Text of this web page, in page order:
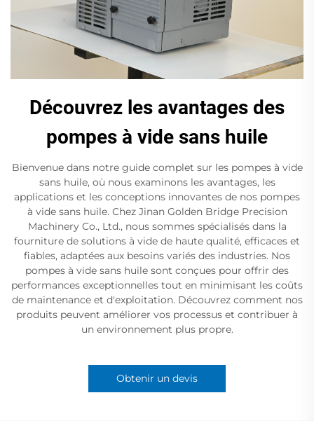
Découvrez les avantages des
pompes à vide sans huile
Bienvenue dans notre guide complet sur les pompes à vide
sans huile, où nous examinons les avantages, les
applications et les conceptions innovantes de nos pompes
à vide sans huile. Chez Jinan Golden Bridge Precision
Machinery Co., Ltd., nous sommes spécialisés dans la
fourniture de solutions à vide de haute qualité, efficaces et
fiables, adaptées aux besoins variés des industries. Nos
pompes à vide sans huile sont conçues pour offrir des
performances exceptionnelles tout en minimisant les coûts
de maintenance et d'exploitation. Découvrez comment nos
produits peuvent améliorer vos processus et contribuer à
un environnement plus propre.
Obtenir un devis